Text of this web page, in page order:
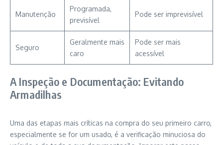
Manutenção
Programada,
previsível
Pode ser imprevisível
Seguro
Geralmente mais
caro
Pode ser mais
acessível
A Inspeção e Documentação: Evitando
Armadilhas
Uma das etapas mais críticas na compra do seu primeiro carro,
especialmente se for um usado, é a verificação minuciosa do